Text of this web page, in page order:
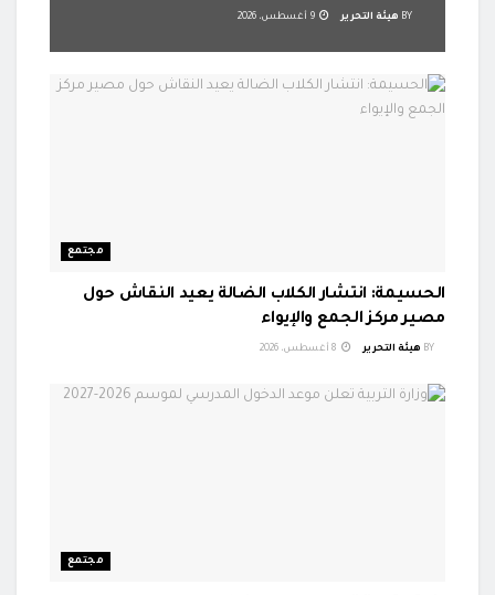
BY هيئة التحرير
مجتمع
الحسيمة: انتشار الكلاب الضالة يعيد النقاش حول
مصير مركز الجمع والإيواء
BY هيئة التحرير
مجتمع